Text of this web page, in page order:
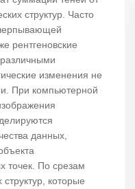
структур. Часто
рентгеновские
изменения не
При компьютерной
данных,
точек. По срезам
которые